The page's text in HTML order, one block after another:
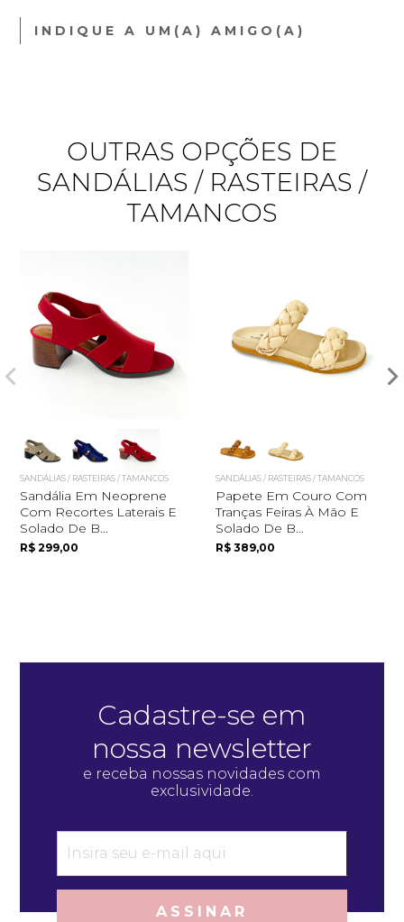
Quero me cadastrar
INDIQUE A UM(A) AMIGO(A)
OUTRAS OPÇÕES DE
SANDÁLIAS / RASTEIRAS /
TAMANCOS
SANDÁLIAS / RASTEIRAS / TAMANCOS
Sandália Em Neoprene
Com Recortes Laterais E
Solado De B...
R$ 299,00
SANDÁLIAS / RASTEIRAS / TAMANCOS
Papete Em Couro Com
Tranças Feiras À Mão E
Solado De B...
R$ 389,00
Cadastre-se em
nossa newsletter
e receba nossas novidades com
exclusividade.
ASSINAR